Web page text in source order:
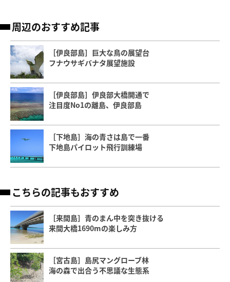
周辺のおすすめ記事
［伊良部島］巨大な鳥の展望台
フナウサギバナタ展望施設
［伊良部島］伊良部大橋開通で
注目度No1の離島、伊良部島
［下地島］海の青さは島で一番
下地島パイロット飛行訓練場
こちらの記事もおすすめ
［来間島］青のまん中を突き抜ける
来間大橋1690mの楽しみ方
［宮古島］島尻マングローブ林
海の森で出合う不思議な生態系